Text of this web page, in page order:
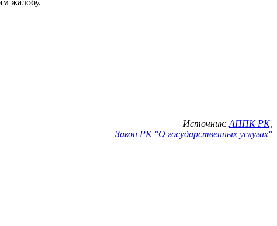
Источник: АППК РК,
Закон РК "О государственных услугах"